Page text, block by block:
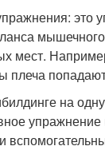
это
мест.
плеча
на
упражнение